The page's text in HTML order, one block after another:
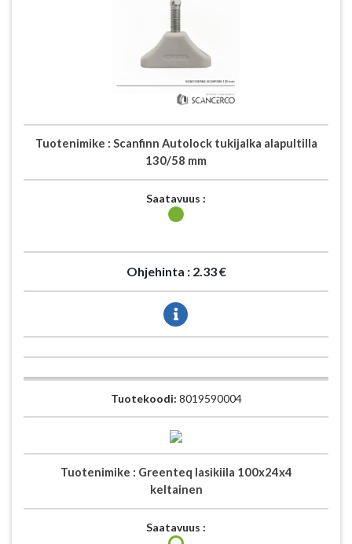
Tuotenimike : Scanfinn Autolock tukijalka alapultilla
130/58 mm
Saatavuus :
Ohjehinta : 2.33 €
Tuotekoodi: 8019590004
Tuotenimike : Greenteq lasikiila 100x24x4
keltainen
Saatavuus :